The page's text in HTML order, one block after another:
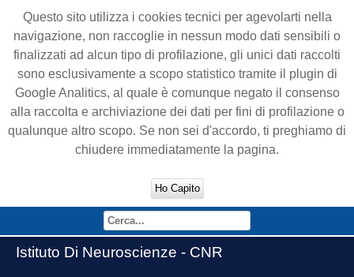
Questo sito utilizza i cookies tecnici per agevolarti nella
navigazione, non raccoglie in nessun modo dati sensibili o
finalizzati ad alcun tipo di profilazione, gli unici dati raccolti
sono esclusivamente a scopo statistico tramite il plugin di
Google Analitics, al quale è comunque negato il consenso
alla raccolta e archiviazione dei dati per fini di profilazione o
qualunque altro scopo. Se non sei d'accordo, ti preghiamo di
chiudere immediatamente la pagina.
Ho Capito
Istituto Di Neuroscienze - CNR